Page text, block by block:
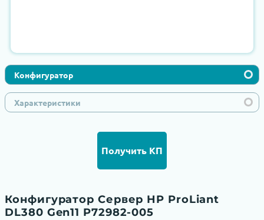
Конфигуратор
Характеристики
Получить КП
Конфигуратор Сервер HP ProLiant
DL380 Gen11 P72982-005